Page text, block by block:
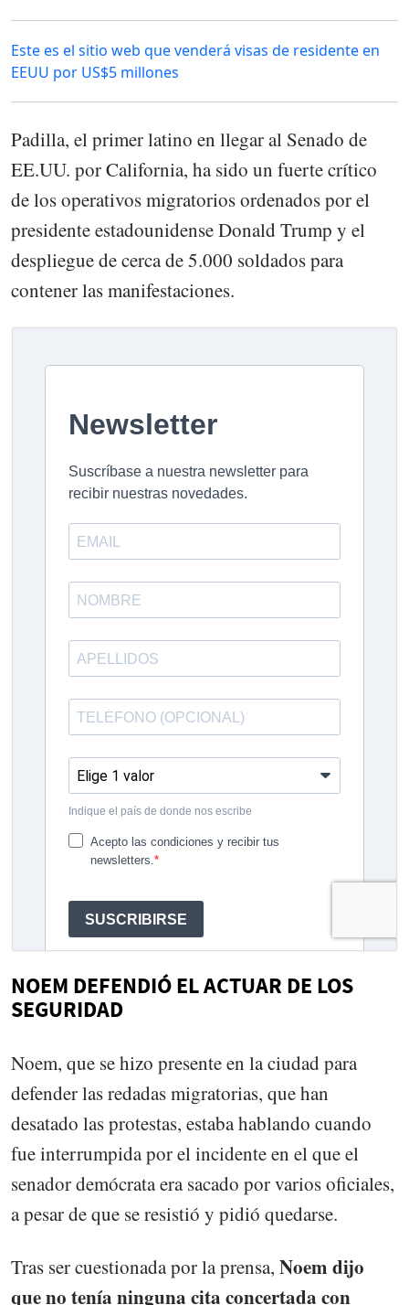
Este es el sitio web que venderá visas de residente en
EEUU por US$5 millones
Padilla, el primer latino en llegar al Senado de
EE.UU. por California, ha sido un fuerte crítico
de los operativos migratorios ordenados por el
presidente estadounidense Donald Trump y el
despliegue de cerca de 5.000 soldados para
contener las manifestaciones.
NOEM DEFENDIÓ EL ACTUAR DE LOS
SEGURIDAD
Noem, que se hizo presente en la ciudad para
defender las redadas migratorias, que han
desatado las protestas, estaba hablando cuando
fue interrumpida por el incidente en el que el
senador demócrata era sacado por varios oficiales,
a pesar de que se resistió y pidió quedarse.
Tras ser cuestionada por la prensa, Noem dijo
que no tenía ninguna cita concertada con